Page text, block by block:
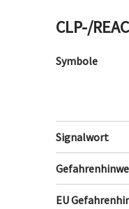
CLP-/
Symbole
Signalwort
EU